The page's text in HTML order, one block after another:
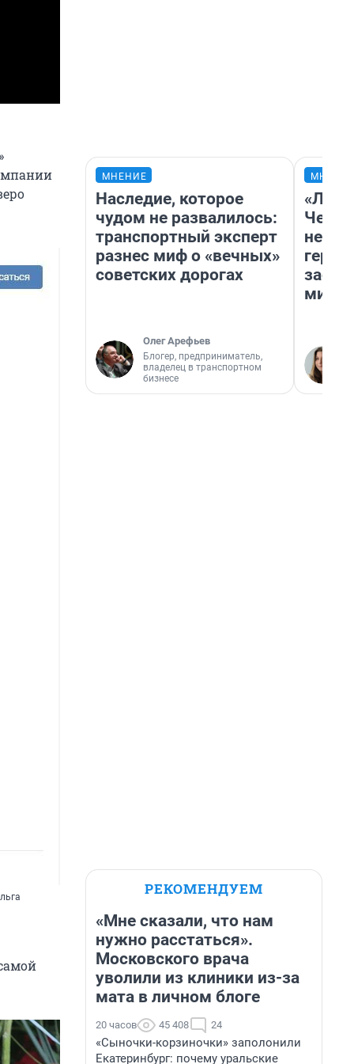
МНЕНИЕ
Наследие, которое
чудом не развалилось:
транспортный эксперт
разнес миф о «вечных»
советских дорогах
Олег Арефьев
Блогер, предприниматель,
владелец в транспортном
бизнесе
Чем
герои
РЕКОМЕНДУЕМ
«Мне сказали, что нам
нужно расстаться».
Московского врача
уволили из клиники из-за
мата в личном блоге
20 часов 45 408 24
«Сыночки-корзиночки» заполонили
Екатеринбург: почему уральские